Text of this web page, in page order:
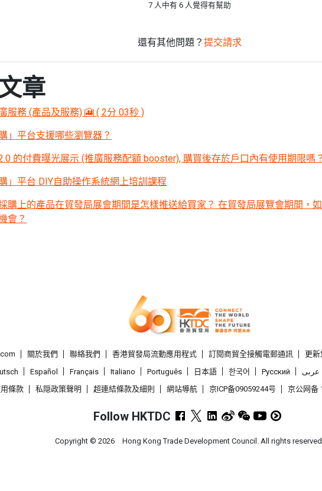
7 人中有 6 人覺得有幫助
還有其他問題？ 提交請求
章
服務 (產品及服務) 🎦 ( 2分 03秒 )
」平台支援哪些瀏覽器？
的付費曝光展示 (推廣服務配額 booster), 購買後存於戶口內有使用期限嗎？
」平台 DIY自助操作系統網上培訓課程
購上的產品在貿發局展會期間是怎樣推送給買家？ 在貿發局展覽會期間，
會？
關於我們 聯絡我們 香港貿發局流動應用程式 訂閱商貿全接觸電郵通訊 更新
Español Français Italiano Português 日本語 한국어 Pусский عربى
條款
私隠政策聲明 超連結條款及細則 網站導航 京ICP备09059244号 京公网备
Follow HKTDC
Copyright ©2026 Hong Kong Trade Development Council. All rights